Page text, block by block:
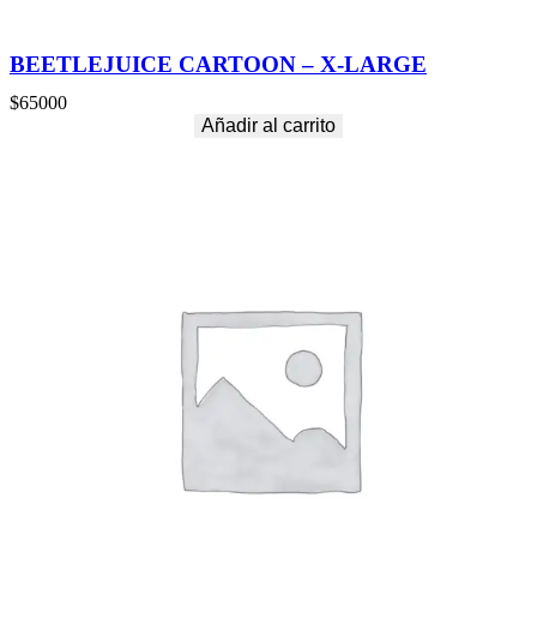
BEETLEJUICE CARTOON – X-LARGE
$65000
Añadir al carrito